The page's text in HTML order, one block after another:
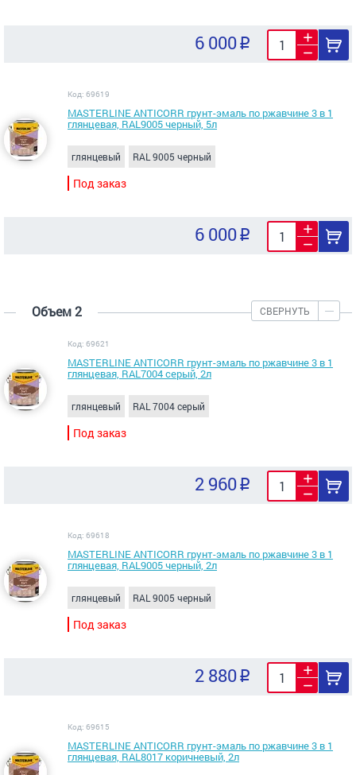
6 000
Код: 69619
MASTERLINE ANTICORR грунт-эмаль по ржавчине 3 в 1
глянцевая, RAL9005 черный, 5л
глянцевый RAL 9005 черный
Под заказ
6 000
Объем 2 СВЕРНУТЬ
Код: 69621
MASTERLINE ANTICORR грунт-эмаль по ржавчине 3 в 1
глянцевая, RAL7004 серый, 2л
глянцевый RAL 7004 серый
Под заказ
2 960
Код: 69618
MASTERLINE ANTICORR грунт-эмаль по ржавчине 3 в 1
глянцевая, RAL9005 черный, 2л
глянцевый RAL 9005 черный
Под заказ
2 880
Код: 69615
MASTERLINE ANTICORR грунт-эмаль по ржавчине 3 в 1
глянцевая, RAL8017 коричневый, 2л